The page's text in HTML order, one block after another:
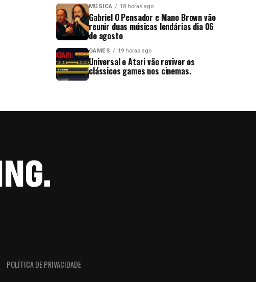
MÚSICA 18 horas ago
Gabriel O Pensador e Mano Brown vão
reunir duas músicas lendárias dia 06
de agosto
GAMES 19 horas ago
Universal e Atari vão reviver os
clássicos games nos cinemas.
POLÍTICA DE PRIVACIDADE